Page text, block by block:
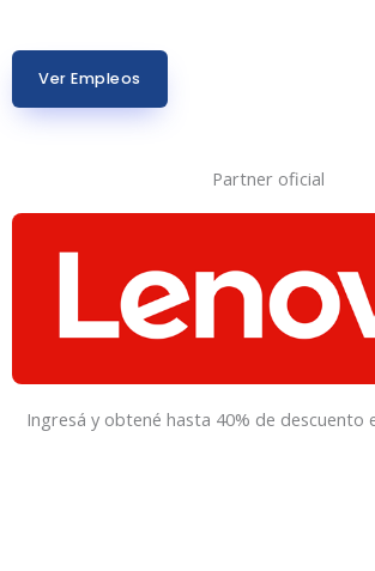
Ver Empleos
Partner oficial
Ingresá y obtené hasta 40% de descuento